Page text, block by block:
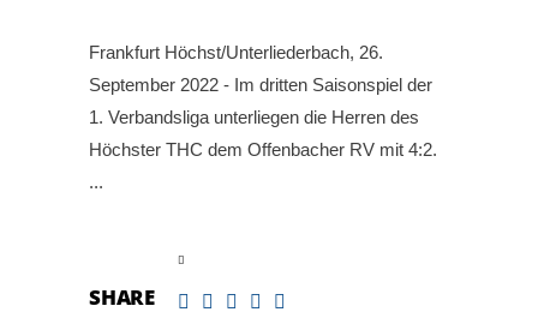
Frankfurt Höchst/Unterliederbach, 26.
September 2022 - Im dritten Saisonspiel der
1. Verbandsliga unterliegen die Herren des
Höchster THC dem Offenbacher RV mit 4:2.
SHARE